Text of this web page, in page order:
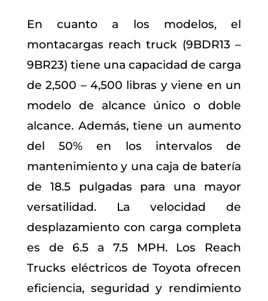
En cuanto a los modelos, el
montacargas reach truck (9BDR13 –
9BR23) tiene una capacidad de carga
de 2,500 – 4,500 libras y viene en un
modelo de alcance único o doble
alcance. Además, tiene un aumento
del 50% en los intervalos de
mantenimiento y una caja de batería
de 18.5 pulgadas para una mayor
versatilidad. La velocidad de
desplazamiento con carga completa
es de 6.5 a 7.5 MPH. Los Reach
Trucks eléctricos de Toyota ofrecen
eficiencia, seguridad y rendimiento